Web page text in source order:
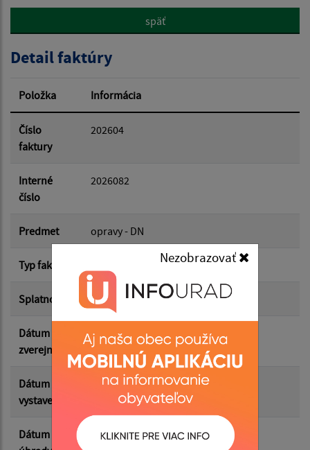
Nezobrazovať
Hľadať v:
Dátum od:
Dátum do:
Suma od:
Suma do:
Filtrovať Reset
späť
Detail faktúry
Položka Informácia
Číslo
faktury
202604
Interné
číslo
2026082
Predmet opravy - DN
Typ faktúry
Splatnosť 28.03.2026
Dátum
zverejnenia
19.05.2026
Dátum
vystavenia
17.03.2026
Dátum
27.03.2026